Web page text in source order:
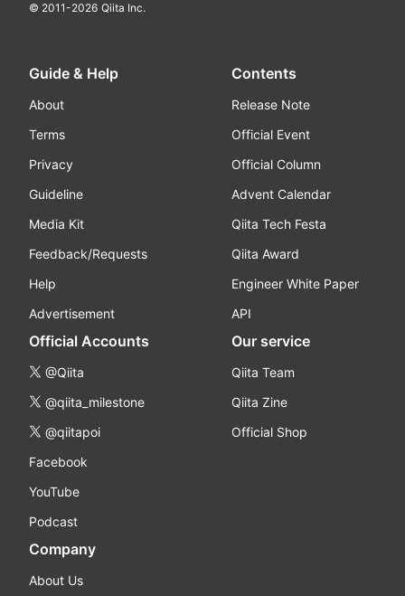
© 2011-2026 Qiita Inc.
Guide & Help
About
Terms
Privacy
Guideline
Media Kit
Feedback/Requests
Help
Advertisement
Contents
Release Note
Official Event
Official Column
Advent Calendar
Qiita Tech Festa
Qiita Award
Engineer White Paper
API
Official Accounts
@Qiita
@qiita_milestone
@qiitapoi
Facebook
YouTube
Podcast
Our service
Qiita Team
Qiita Zine
Official Shop
Company
About Us